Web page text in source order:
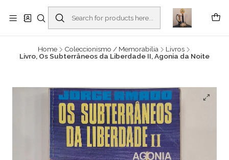
Buscantiguidades - Leilões. Colecionismo e antiguidades em Viana do
Castelo -
Read more
Home Coleccionismo / Memorabilia
Livros
Livro, Os Subterrâneos da Liberdade II, Agonia da Noite